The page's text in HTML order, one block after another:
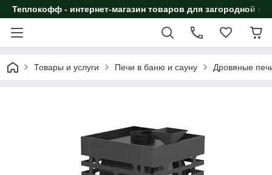
Теплокофф - интернет-магазин товаров для загородной
Товары и услуги Печи в баню и сауну Дровяные